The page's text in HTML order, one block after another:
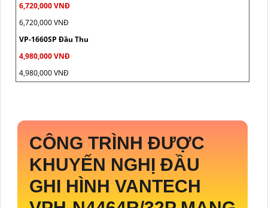
6,720,000 VNĐ
6,720,000 VNĐ
VP-1660SP Đầu Thu
4,980,000 VNĐ
4,980,000 VNĐ
CÔNG TRÌNH ĐƯỢC
KHUYẾN NGHỊ ĐẦU
GHI HÌNH VANTECH